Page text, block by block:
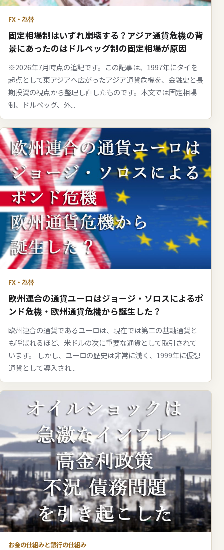
FX・為替
固定相場制はいずれ崩壊する？アジア通貨危機の背
景にあったのはドルペッグ制の固定相場が原因
※2026年7月時点の追記です。この記事は、1997年にタイを
起点として東アジアへ広がったアジア通貨危機を、金融史と長
期投資の視点から整理し直したものです。本文では固定相場
制、ドルペッグ、外...
FX・為替
欧州連合の通貨ユーロはジョージ・ソロスによるポ
ンド危機・欧州通貨危機から誕生した？
欧州連合の通貨であるユーロは、現在では第二の基軸通貨と
も呼ばれるほど、米ドルの次に重要な通貨として取引されて
います。 しかし、ユーロの歴史は非常に浅く、1999年に仮想
通貨として導入され...
お金の仕組みと銀行の仕組み